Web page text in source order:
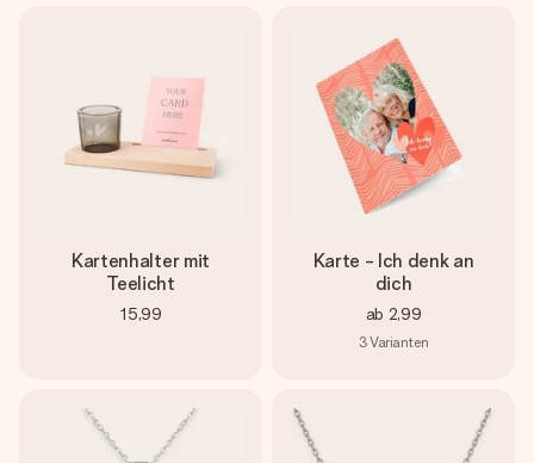
Kartenhalter mit
Teelicht
15,99
Karte - Ich denk an
dich
ab 2,99
3Varianten